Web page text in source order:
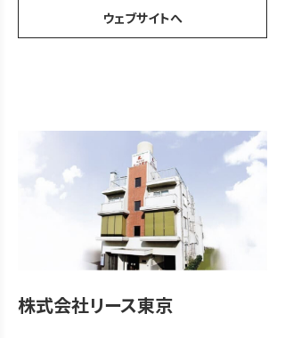
ウェブサイトへ
株式会社リース東京